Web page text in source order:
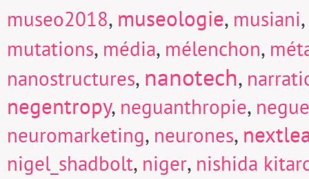
museo2018, museologie, musiani,
mutations, média, mélenchon,
nanostructures, nanotech,
negentropy, neguanthropie,
neuromarketing, neurones,
nigel_shadbolt, niger, nishida